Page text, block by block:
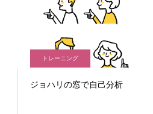
トレーニング
ジョハリの窓で自己分析